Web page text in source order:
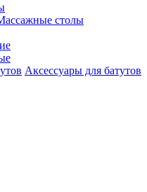
столы
Аксессуары для батутов